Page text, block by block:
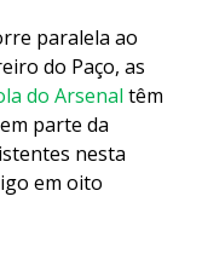
paralela ao
do Paço, as
do Arsenal têm
parte da
nesta
em oito